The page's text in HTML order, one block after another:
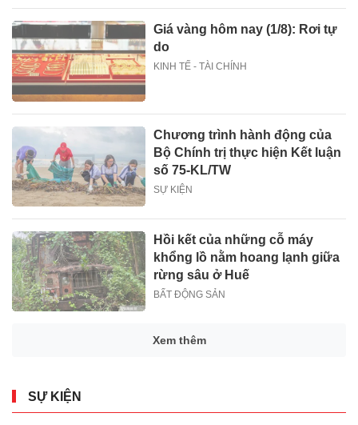
Giá vàng hôm nay (1/8): Rơi tự
do
KINH TẾ - TÀI CHÍNH
Chương trình hành động của
Bộ Chính trị thực hiện Kết luận
số 75-KL/TW
SỰ KIỆN
Hồi kết của những cỗ máy
khổng lồ nằm hoang lạnh giữa
rừng sâu ở Huế
BẤT ĐỘNG SẢN
Xem thêm
SỰ KIỆN